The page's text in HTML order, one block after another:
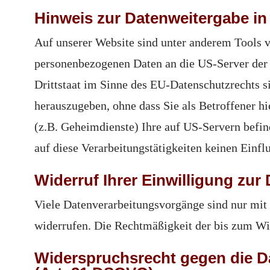
Hinweis zur Datenweitergabe
Auf unserer Website sind unter anderem
personenbezogenen Daten an die US-Server
Drittstaat im Sinne des EU-Datenschutzrechts
herauszugeben, ohne dass Sie als Betroffener
(z.B. Geheimdienste) Ihre auf US-Servern
auf diese Verarbeitungstätigkeiten keinen
Widerruf Ihrer Einwilligung zur
Viele Datenverarbeitungsvorgänge sind nur
widerrufen. Die Rechtmäßigkeit der bis zum
Widerspruchsrecht gegen die